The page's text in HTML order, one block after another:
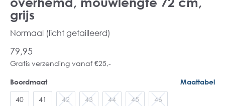
grijs
Normaal (licht getailleerd)
79,95
Gratis verzending vanaf €25,-
Boordmaat Maattabel
40 41 42 43 44 45 46